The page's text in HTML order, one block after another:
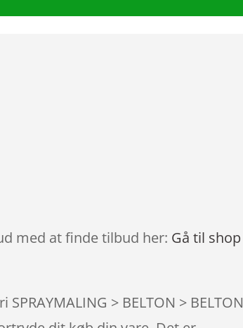
med at finde tilbud her: Gå til shop
> BELTON > BELTON